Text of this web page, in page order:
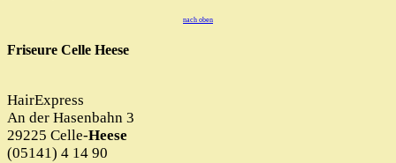
nach oben
Friseure Celle Heese
HairExpress
An der Hasenbahn 3
29225 Celle-Heese
(05141) 4 14 90